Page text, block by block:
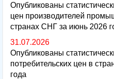
Опубликованы
цен производителей
странах СНГ за июнь 2026
31.07.2026
Опубликованы
потребительских цен в
года